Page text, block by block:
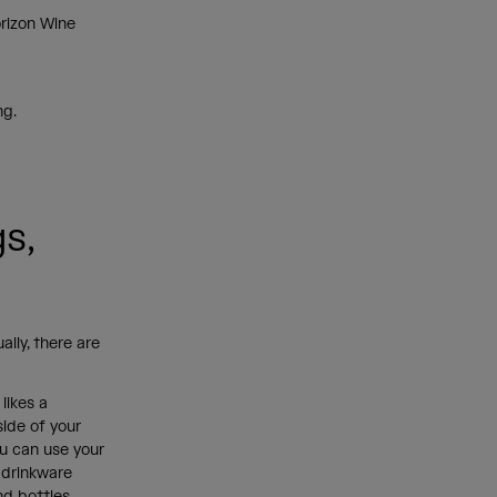
Wine
there are
a
of your
can use your